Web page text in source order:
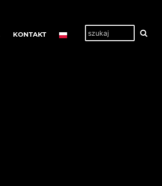
KONTAKT